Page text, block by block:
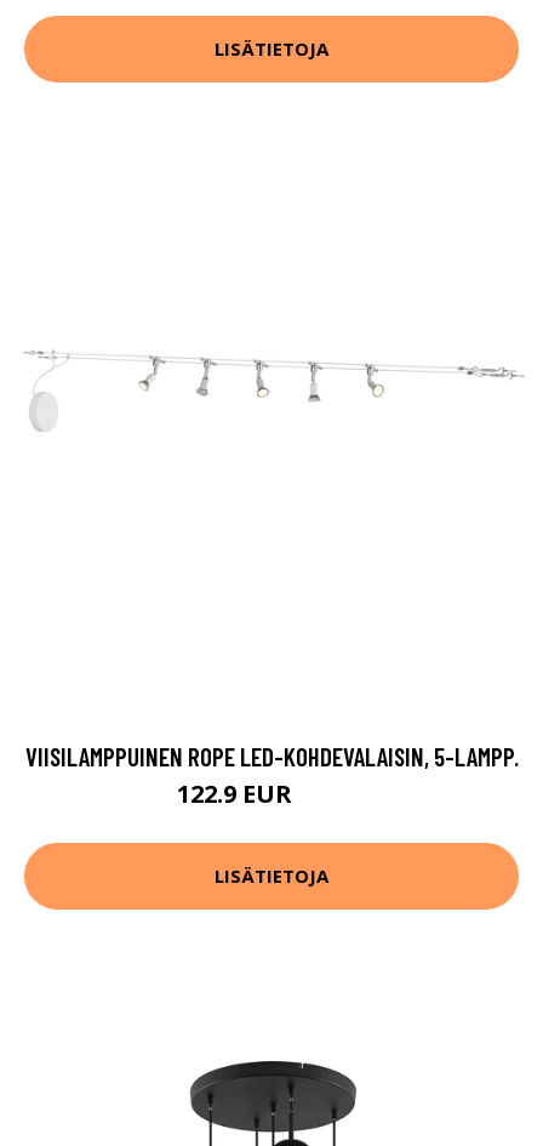
LISÄTIETOJA
VIISILAMPPUINEN ROPE LED-KOHDEVALAISIN, 5-LAMPP.
122.9 EUR
LISÄTIETOJA